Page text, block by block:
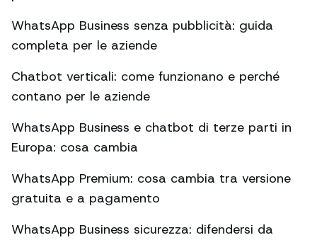
WhatsApp Business senza pubblicità: guida
completa per le aziende
Chatbot verticali: come funzionano e perché
contano per le aziende
WhatsApp Business e chatbot di terze parti in
Europa: cosa cambia
WhatsApp Premium: cosa cambia tra versione
gratuita e a pagamento
WhatsApp Business sicurezza: difendersi da